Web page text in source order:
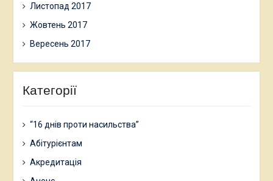
Листопад 2017
Жовтень 2017
Вересень 2017
Категорії
“16 днів проти насильства”
Абітурієнтам
Акредитація